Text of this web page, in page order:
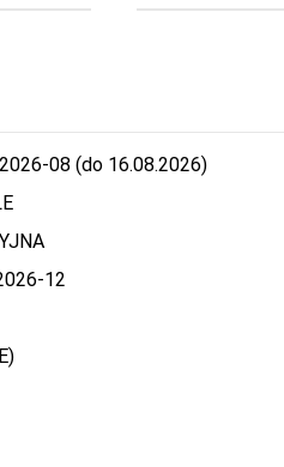
08 (do 16.08.2026)
12